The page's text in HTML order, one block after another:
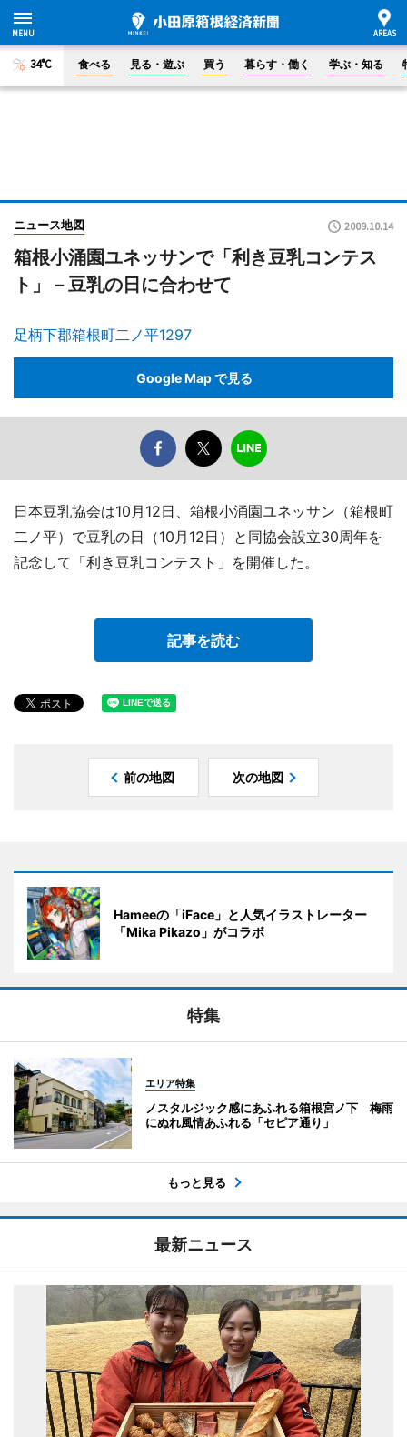
34°C 食べる 見る・遊ぶ 買う 暮らす・働く 学ぶ・知る
ニュース地図 2009.10.14
箱根小涌園ユネッサンで「利き豆乳コンテス
ト」－豆乳の日に合わせて
足柄下郡箱根町二ノ平1297
Google Map で見る
日本豆乳協会は10月12日、箱根小涌園ユネッサン（箱根町
二ノ平）で豆乳の日（10月12日）と同協会設立30周年を
記念して「利き豆乳コンテスト」を開催した。
記事を読む
前の地図 次の地図
Hameeの「iFace」と人気イラストレーター
「Mika Pikazo」がコラボ
特集
エリア特集
ノスタルジック感にあふれる箱根宮ノ下 梅雨
にぬれ風情あふれる「セピア通り」
もっと見る
最新ニュース